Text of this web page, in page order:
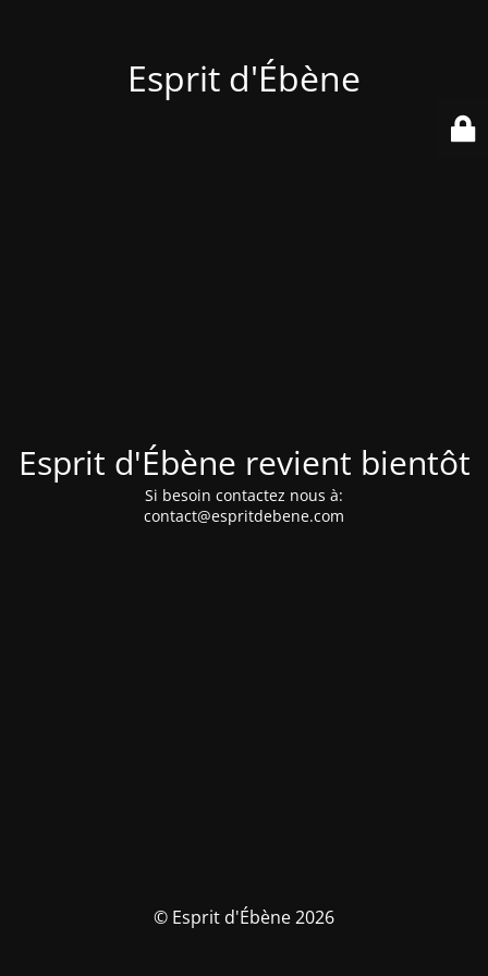
Esprit d'Ébène
Esprit d'Ébène revient bientôt
Si besoin contactez nous à:
contact@espritdebene.com
© Esprit d'Ébène 2026